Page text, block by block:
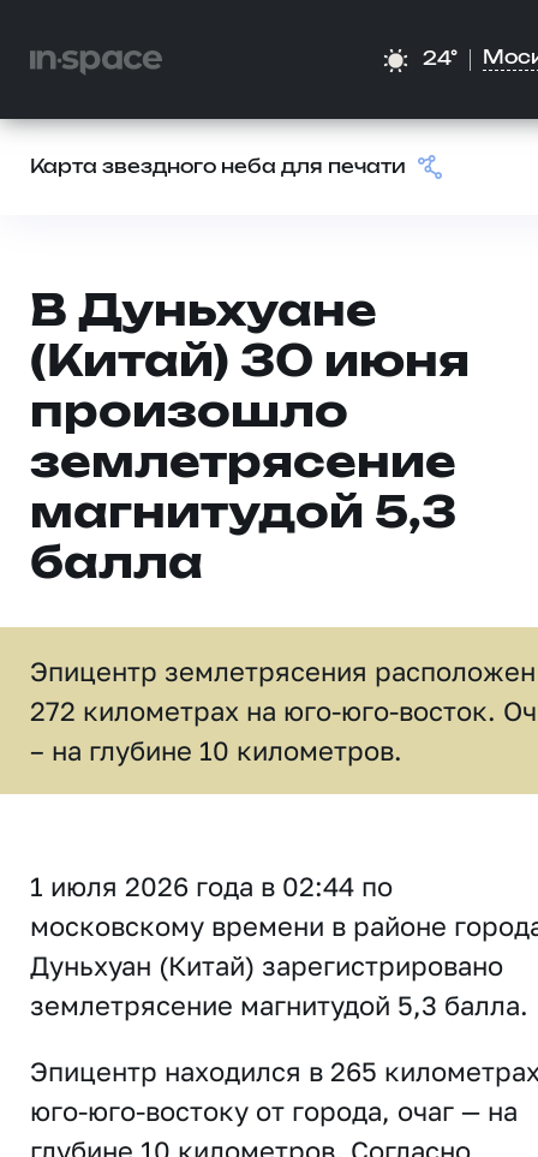
24°
Карта звездного неба для печати
В Дуньхуане
(Китай) 30 июня
произошло
землетрясение
магнитудой 5,3
балла
Эпицентр землетрясения
272 километрах на юго-юго-восток.
– на глубине 10 километров.
1 июля 2026 года в 02:44 по
московскому времени в районе
Дуньхуан (Китай) зарегистрировано
землетрясение магнитудой 5,3 балла.
Эпицентр находился в 265
юго-юго-востоку от города, очаг — на
глубине 10 километров. Согласно